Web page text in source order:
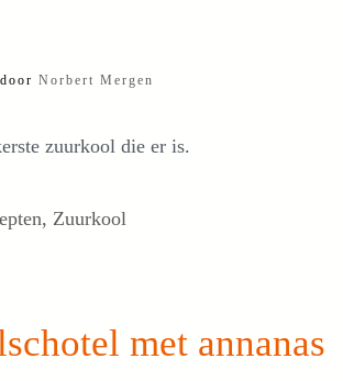
door Norbert Mergen
zuurkool die er is.
, Zuurkool
met annanas